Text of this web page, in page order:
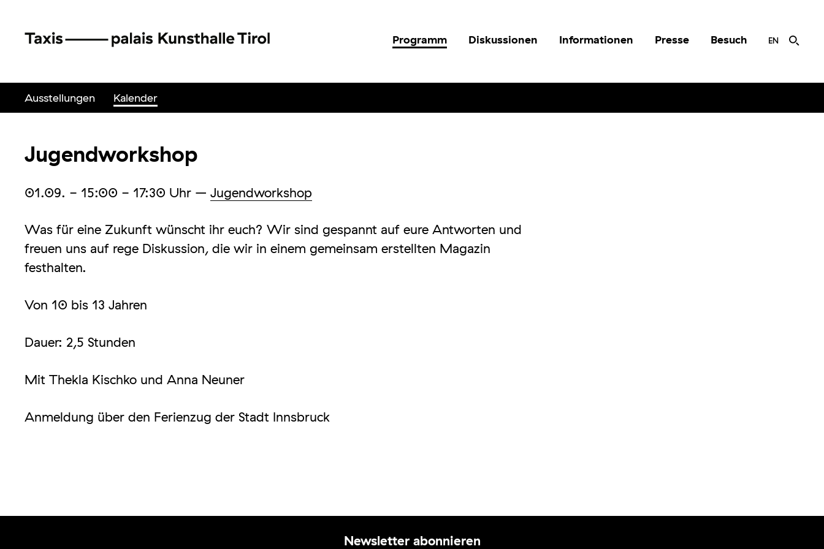
Programm Diskussionen Informationen Presse Besuch EN
Ausstellungen Kalender
Jugendworkshop
01.09. - 15:00 - 17:30 Uhr – Jugendworkshop
Was für eine Zukunft wünscht ihr euch? Wir sind gespannt auf eure Antworten und
freuen uns auf rege Diskussion, die wir in einem gemeinsam erstellten Magazin
festhalten.
Von 10 bis 13 Jahren
Dauer: 2,5 Stunden
Mit Thekla Kischko und Anna Neuner
Anmeldung über den Ferienzug der Stadt Innsbruck